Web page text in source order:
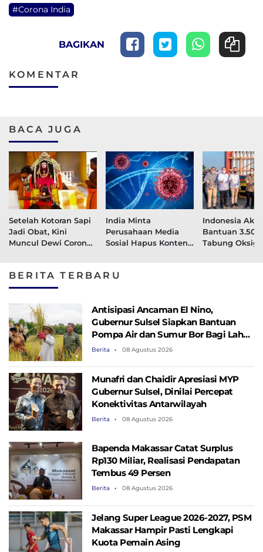
#Corona India
BAGIKAN
KOMENTAR
BACA JUGA
Setelah Kotoran Sapi
Jadi Obat, Kini
Muncul Dewi Corona
India Minta
Perusahaan Media
Sosial Hapus Konten
Indonesia
Bantuan 3.500
Tabung
BERITA TERBARU
Antisipasi Ancaman El Nino,
Gubernur Sulsel Siapkan Bantuan
Pompa Air dan Sumur Bor Bagi Lahan
Pertanian
Berita 08 Agustus 2026
Munafri dan Chaidir Apresiasi MYP
Gubernur Sulsel, Dinilai Percepat
Konektivitas Antarwilayah
Berita 08 Agustus 2026
Bapenda Makassar Catat Surplus
Rp130 ​​Miliar, Realisasi Pendapatan
Tembus 49 Persen
Berita 08 Agustus 2026
Jelang Super League 2026-2027, PSM
Makassar Hampir Pasti Lengkapi
Kuota Pemain Asing